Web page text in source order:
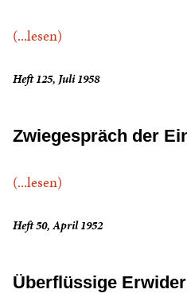
(...lesen)
Heft 125, Juli 1958
Zwiegespräch der
(...lesen)
Heft 50, April 1952
Überflüssige